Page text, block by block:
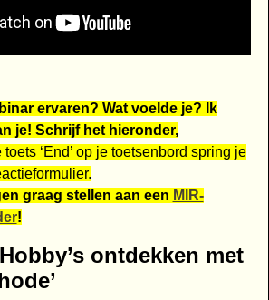
ervaren? Wat voelde je? Ik
je! Schrijf het hieronder,
toets ‘End’ op je toetsenbord spring je
graag stellen aan een MIR-
!
ontdekken met